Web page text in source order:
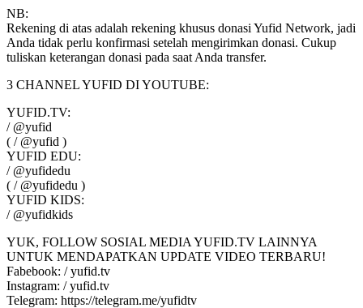
NB:
Rekening di atas adalah rekening khusus donasi Yufid Network, jadi
Anda tidak perlu konfirmasi setelah mengirimkan donasi. Cukup
tuliskan keterangan donasi pada saat Anda transfer.
3 CHANNEL YUFID DI YOUTUBE:
YUFID.TV:
/ @yufid
( / @yufid )
YUFID EDU:
/ @yufidedu
( / @yufidedu )
YUFID KIDS:
/ @yufidkids
YUK, FOLLOW SOSIAL MEDIA YUFID.TV LAINNYA
UNTUK MENDAPATKAN UPDATE VIDEO TERBARU!
Fabebook: / yufid.tv
Instagram: / yufid.tv
Telegram: https://telegram.me/yufidtv